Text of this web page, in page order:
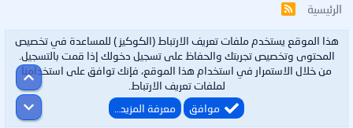
الرئيسية
R
هذا الموقع يستخدم ملفات تعريف الارتباط (الكوكيز ) للمساعدة في تخصيص
المحتوى وتخصيص تجربتك والحفاظ على تسجيل دخولك إذا قمت بالتسجيل.
من خلال الاستمرار في استخدام هذا الموقع، فإنك توافق على استخدامنا
لملفات تعريف الارتباط.
موافق
معرفة المزيد…
أعلى